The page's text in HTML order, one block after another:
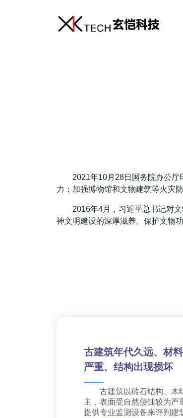
2021年10月28日国务院办公厅
力；加强博物馆和文物建筑等火灾
2016年4月，习近平总书记对
神文明建设的深厚滋养。保护文物
古建筑年代久远、材
严重、结构出现损坏
古建筑以砖石结构、木
主，表面受自然侵蚀较为严
提供专业监测设备来评判建